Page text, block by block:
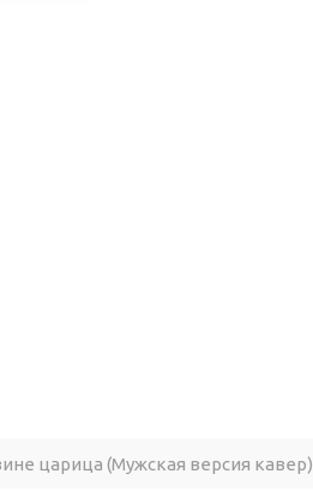
царица (Мужская версия кавер)